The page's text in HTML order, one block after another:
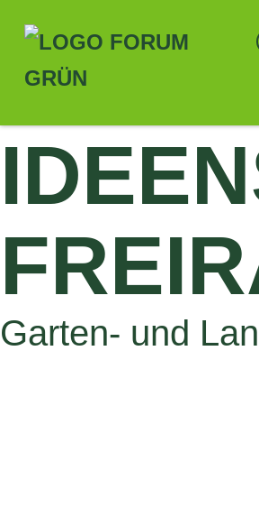
ALLE THEMENGÄRTEN
Garten- und